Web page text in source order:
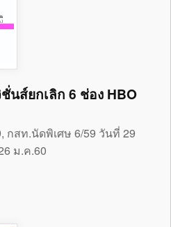
นส์ยกเลิก 6 ช่อง HBO
กสท.นัดพิเศษ 6/59 วันที่ 29
ม.ค.60